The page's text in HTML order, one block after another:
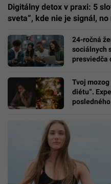
Digitálny detox v praxi: 5
sveta“, kde nie je signál,
24-ročná
sociálnych
presviedča
Tvoj
diétu“.
posledného